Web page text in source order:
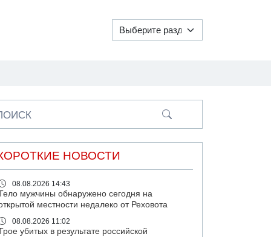
НОВОСТИ
08.08.2026 14:43
мужчины обнаружено сегодня на
местности недалеко от Реховота
08.08.2026 11:02
убитых в результате российской